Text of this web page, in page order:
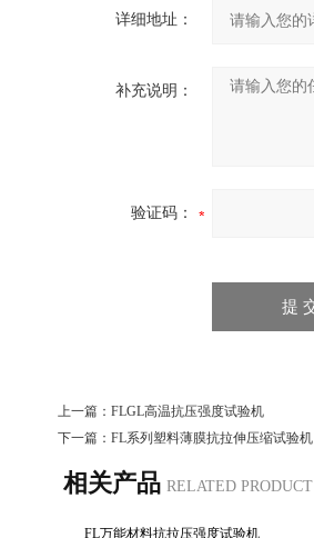
详细地址：
补充说明：
验证码：
上一篇： FLGL高温抗压强度试验机
下一篇： FL系列塑料薄膜抗拉伸压缩试验机
相关产品 RELATED PRODUCT
FL万能材料抗拉压强度试验机